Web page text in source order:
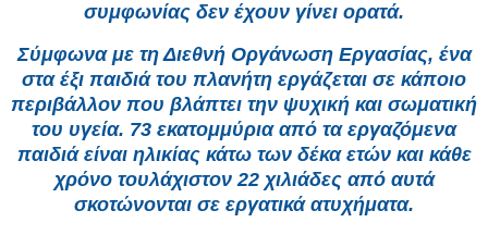
συμφωνίας δεν έχουν γίνει ορατά.
Σύμφωνα με τη Διεθνή Οργάνωση Εργασίας, ένα
στα έξι παιδιά του πλανήτη εργάζεται σε κάποιο
περιβάλλον που βλάπτει την ψυχική και σωματική
του υγεία. 73 εκατομμύρια από τα εργαζόμενα
παιδιά είναι ηλικίας κάτω των δέκα ετών και κάθε
χρόνο τουλάχιστον 22 χιλιάδες από αυτά
σκοτώνονται σε εργατικά ατυχήματα.